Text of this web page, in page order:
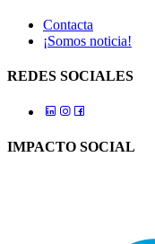
Contacta
¡Somos noticia!
REDES SOCIALES
IMPACTO SOCIAL